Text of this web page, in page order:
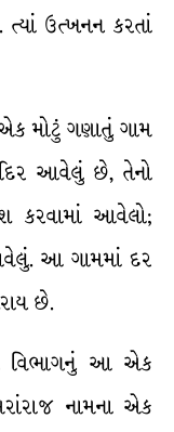
ત્યાં ઉત્ખનન કરતાં
મોટું ગણાતું ગામ
આવેલું છે, તેનો
કરવામાં આવેલો;
આ ગામમાં દર
છે.
વિભાગનું આ એક
નામના એક